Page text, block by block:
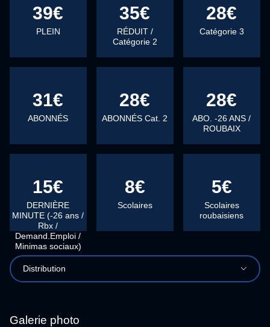
39€
PLEIN
35€
RÉDUIT /
Catégorie 2
28€
Catégorie 3
31€
ABONNÉS
28€
ABONNÉS Cat. 2
28€
ABO. -26 ANS /
ROUBAIX
15€
DERNIÈRE
MINUTE (-26 ans /
Rbx /
Demand.Emploi /
Minimas sociaux)
8€
Scolaires
5€
Scolaires
roubaisiens
Distribution
Galerie photo